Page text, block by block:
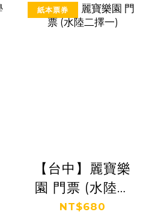
紙本票券
【台中】麗寶樂
園 門票 (水陸二
擇一)
NT$680